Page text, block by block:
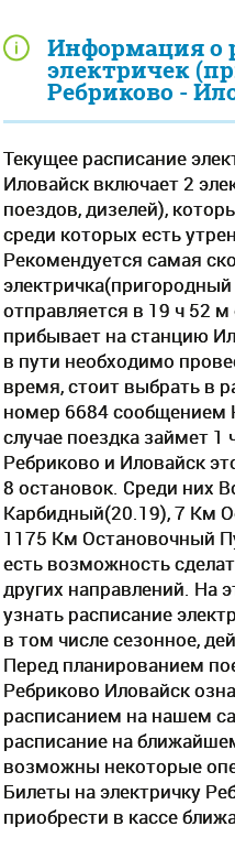
Информация о
электричек
Ребриково -
Текущее расписание
Иловайск включает 2
поездов, дизелей),
среди которых есть
Рекомендуется самая
отправляется в 19 ч 52
прибывает на станцию
в пути необходимо
время, стоит выбрать в
номер 6684 сообщением
случае поездка займет
Ребриково и Иловайск
8 остановок. Среди них
Карбидный(20.19), 7 Км
1175 Км Остановочный
есть возможность
других направлений. На
узнать расписание
в том числе сезонное,
Перед планированием
Ребриково Иловайск
расписанием на нашем
расписание на
возможны некоторые
Билеты на электричку
приобрести в кассе